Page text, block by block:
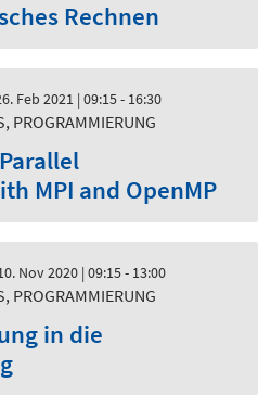
Rechnen
Feb 2021 | 09:15 - 16:30
PROGRAMMIERUNG
MPI and OpenMP
Nov 2020 | 09:15 - 13:00
PROGRAMMIERUNG
in die